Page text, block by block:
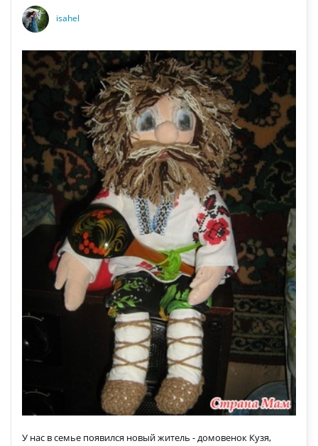
isahel
У нас в семье появился новый житель - домовенок Кузя,